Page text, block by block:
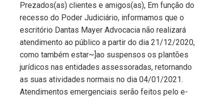
Prezados(as) clientes e amigos(as), Em função do
recesso do Poder Judiciário, informamos que o
escritório Dantas Mayer Advocacia não realizará
atendimento ao público a partir do dia 21/12/2020,
como também estar~]ao suspensos os plantões
jurídicos nas entidades assessoradas, retornando
as suas atividades normais no dia 04/01/2021.
Atendimentos emergenciais serão feitos pelo e-